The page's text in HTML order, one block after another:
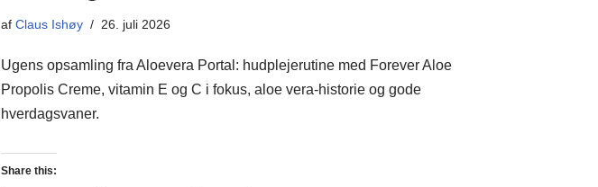
af Claus Ishøy 26. juli 2026
Ugens opsamling fra Aloevera Portal: hudplejerutine med Forever Aloe
Propolis Creme, vitamin E og C i fokus, aloe vera-historie og gode
hverdagsvaner.
Share this: